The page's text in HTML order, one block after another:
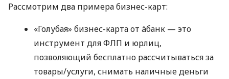
Рассмотрим два примера бизнес-карт:
«Голубая» бизнес-карта от àбанк — это
инструмент для ФЛП и юрлиц,
позволяющий бесплатно рассчитываться за
товары/услуги, снимать наличные деньги